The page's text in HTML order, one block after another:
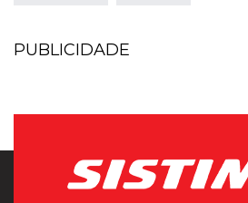
PUBLICIDADE